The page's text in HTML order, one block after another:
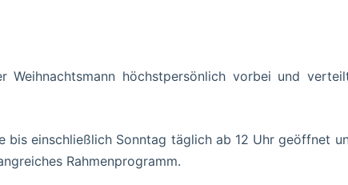
Weihnachtsmann höchstpersönlich vorbei und
bis einschließlich Sonntag täglich ab 12 Uhr geöffnet
Rahmenprogramm.